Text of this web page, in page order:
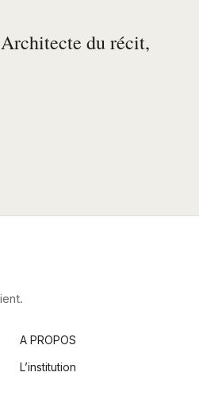
du récit,
A PROPOS
L’institution